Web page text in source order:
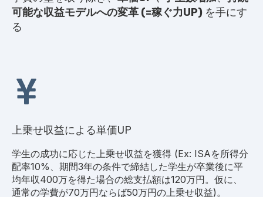
可能な収益モデルへの変革 (=稼ぐ力UP) を手にす
る
上乗せ収益による単価UP
学生の成功に応じた上乗せ収益を獲得 (Ex: ISAを所得分
配率10%、期間3年の条件で締結した学生が卒業後に平
均年収400万を得た場合の総支払額は120万円。仮に、
通常の学費が70万円ならば50万円の上乗せ収益)。